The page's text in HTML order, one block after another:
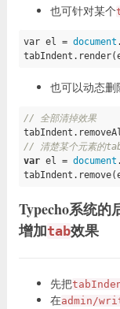
也可针对某个
var el = document
也可以动态删
// 全部清掉效果
// 清楚某个元素的
var el = document
Typecho系统的
增加tab效果
先把
在admin/